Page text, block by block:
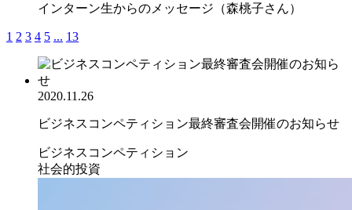
インターン生からのメッセージ（森桃子さん）
1 2 3 4 5 ... 13
2020.11.26
ビジネスコンペティション最終審査会開催のお知らせ
ビジネスコンペティション
社会的投資